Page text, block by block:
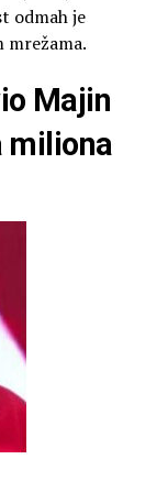
odmah je
mrežama.
Majin
miliona